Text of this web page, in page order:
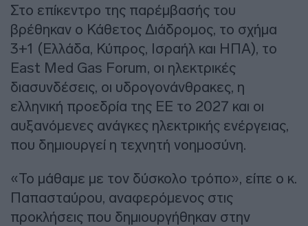
Στο επίκεντρο της παρέμβασής του
βρέθηκαν ο Κάθετος Διάδρομος, το σχήμα
3+1 (Ελλάδα, Κύπρος, Ισραήλ και ΗΠΑ), το
East Med Gas Forum, οι ηλεκτρικές
διασυνδέσεις, οι υδρογονάνθρακες, η
ελληνική προεδρία της ΕΕ το 2027 και οι
αυξανόμενες ανάγκες ηλεκτρικής ενέργειας,
που δημιουργεί η τεχνητή νοημοσύνη.
«Το μάθαμε με τον δύσκολο τρόπο», είπε ο κ.
Παπασταύρου, αναφερόμενος στις
προκλήσεις που δημιουργήθηκαν στην